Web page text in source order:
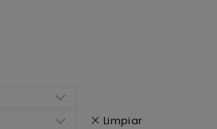
Limpiar